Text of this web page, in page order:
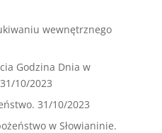
wewnętrznego
Godzina Dnia w
31/10/2023
31/10/2023
w Słowianinie.